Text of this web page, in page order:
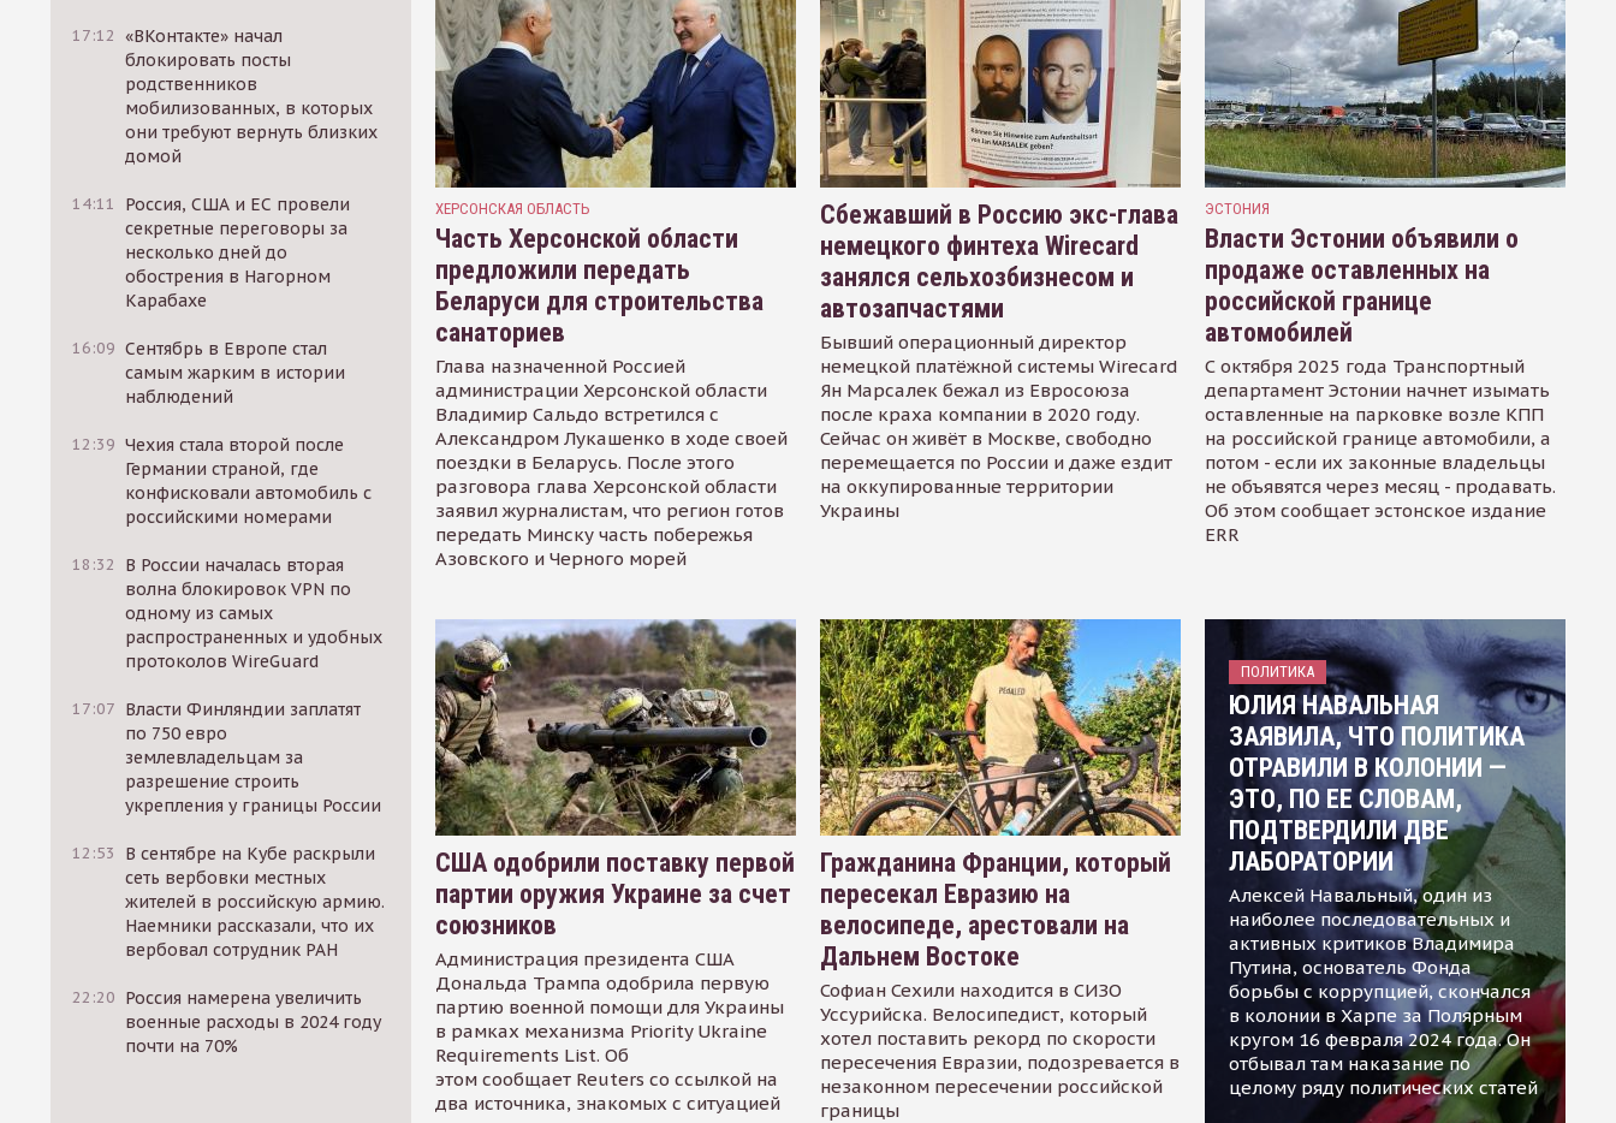
17:12 «ВКонтакте» начал
блокировать посты
родственников
мобилизованных, в которых
они требуют вернуть близких
домой
14:11
Россия, США и ЕС провели
секретные переговоры за
несколько дней до
обострения в Нагорном
Карабахе
16:09 Сентябрь в Европе стал
самым жарким в истории
наблюдений
12:39 Чехия стала второй после
Германии страной, где
конфисковали автомобиль с
российскими номерами
18:32
В России началась вторая
волна блокировок VPN по
одному из самых
распространенных и удобных
протоколов WireGuard
17:07 Власти Финляндии заплатят
по 750 евро
землевладельцам за
разрешение строить
укрепления у границы России
12:53
В сентябре на Кубе раскрыли
сеть вербовки местных
жителей в российскую армию.
Наемники рассказали, что их
вербовал сотрудник РАН
22:20 Россия намерена увеличить
военные расходы в 2024 году
почти на 70%
ХЕРСОНСКАЯ ОБЛАСТЬ
Часть Херсонской области
предложили передать
Беларуси для строительства
санаториев
Глава назначенной Россией
администрации Херсонской области
Владимир Сальдо встретился с
Александром Лукашенко в ходе своей
поездки в Беларусь. После этого
разговора глава Херсонской области
заявил журналистам, что регион готов
передать Минску часть побережья
Азовского и Черного морей
Сбежавший в Россию экс-глава
немецкого финтеха Wirecard
занялся сельхозбизнесом и
автозапчастями
Бывший операционный директор
немецкой платёжной системы Wirecard
Ян Марсалек бежал из Евросоюза
после краха компании в 2020 году.
Сейчас он живёт в Москве, свободно
перемещается по России и даже ездит
на оккупированные территории
Украины
ЭСТОНИЯ
Власти Эстонии объявили о
продаже оставленных на
российской границе
автомобилей
С октября 2025 года Транспортный
департамент Эстонии начнет изымать
оставленные на парковке возле КПП
на российской границе автомобили, а
потом - если их законные владельцы
не объявятся через месяц - продавать.
Об этом сообщает эстонское издание
ERR
США одобрили поставку первой
партии оружия Украине за счет
союзников
Администрация президента США
Дональда Трампа одобрила первую
партию военной помощи для Украины
в рамках механизма Priority Ukraine
Requirements List. Об
этом сообщает Reuters со ссылкой на
два источника, знакомых с ситуацией
Гражданина Франции, который
пересекал Евразию на
велосипеде, арестовали на
Дальнем Востоке
Софиан Сехили находится в СИЗО
Уссурийска. Велосипедист, который
хотел поставить рекорд по скорости
пересечения Евразии, подозревается в
незаконном пересечении российской
границы
ПОЛИТИКА
ЮЛИЯ НАВАЛЬНАЯ
ЗАЯВИЛА, ЧТО ПОЛИТИКА
ОТРАВИЛИ В КОЛОНИИ —
ЭТО, ПО ЕЕ СЛОВАМ,
ПОДТВЕРДИЛИ ДВЕ
ЛАБОРАТОРИИ
Алексей Навальный, один из
наиболее последовательных и
активных критиков Владимира
Путина, основатель Фонда
борьбы с коррупцией, скончался
в колонии в Харпе за Полярным
кругом 16 февраля 2024 года. Он
отбывал там наказание по
целому ряду политических статей